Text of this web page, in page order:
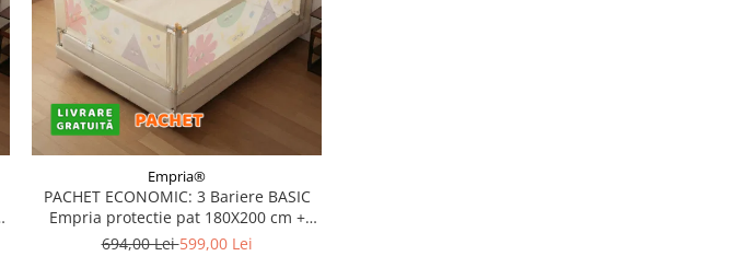
Empria®
PACHET ECONOMIC: 3 Bariere BASIC
Empria protectie pat 180X200 cm +
bara stabilizatoare
694,00 Lei599,00 Lei